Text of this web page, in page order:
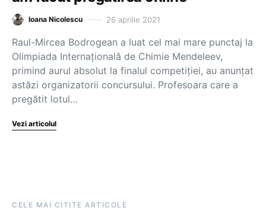
Ioana Nicolescu 26 aprilie 2021
Raul-Mircea Bodrogean a luat cel mai mare punctaj la
Olimpiada Internațională de Chimie Mendeleev,
primind aurul absolut la finalul competiției, au anunțat
astăzi organizatorii concursului. Profesoara care a
pregătit lotul…
Vezi articolul
CELE MAI CITITE ARTICOLE